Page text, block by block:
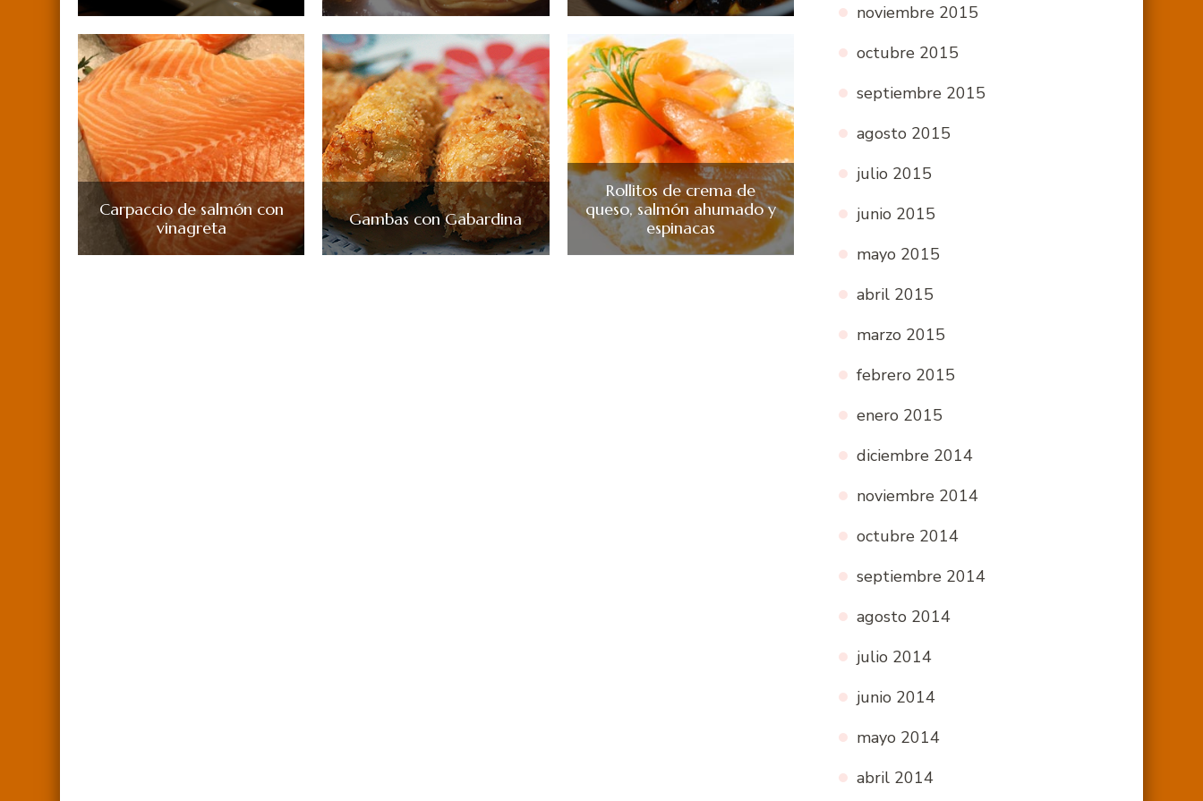
Carpaccio de salmón con
vinagreta
Gambas con Gabardina
Rollitos de crema de
queso, salmón ahumado y
espinacas
noviembre 2015
octubre 2015
septiembre 2015
agosto 2015
julio 2015
junio 2015
mayo 2015
abril 2015
marzo 2015
febrero 2015
enero 2015
diciembre 2014
noviembre 2014
octubre 2014
septiembre 2014
agosto 2014
julio 2014
junio 2014
mayo 2014
abril 2014